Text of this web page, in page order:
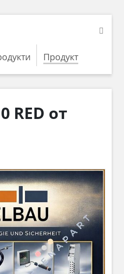
Продукт
RED от